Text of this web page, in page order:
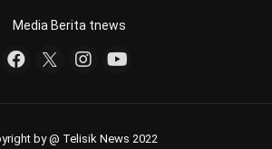
Media Berita tnews
by @ Telisik News 2022